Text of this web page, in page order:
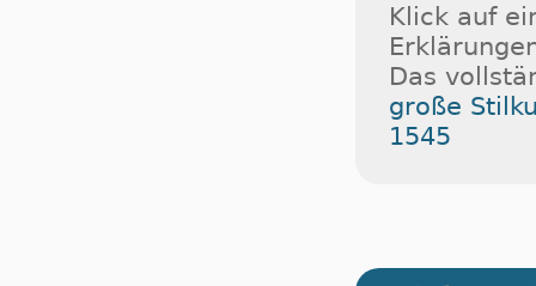
Klick auf
Das
große
1545